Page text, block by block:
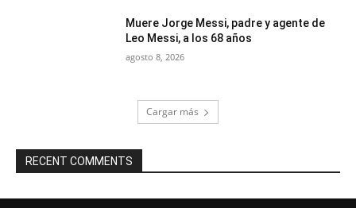
Muere Jorge Messi, padre y agente de
Leo Messi, a los 68 años
agosto 8, 2026
Cargar más
RECENT COMMENTS